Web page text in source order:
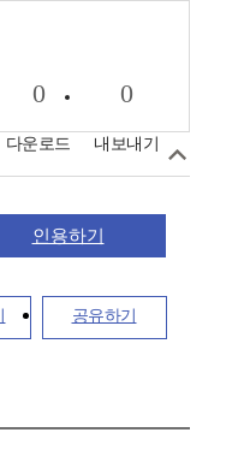
0
다운로드
0
내보내기
인용하기
공유하기